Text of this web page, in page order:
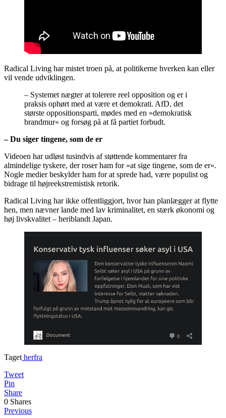
Radical Living har mistet troen på, at politikerne hverken kan eller
vil vende udviklingen.
– Systemet nægter at tolerere reel opposition og er i
praksis ophørt med at være et demokrati. AfD, det
største oppositionsparti, mødes med en »demokratisk
brandmur« og forsøg på at få partiet forbudt.
– Du siger tingene, som de er
Videoen har udløst tusindvis af støttende kommentarer fra
almindelige tyskere, der roser ham for »at sige tingene, som de er«.
Nogle medier beskylder ham for at sprede had, være populist og
bidrage til højreekstremistisk retorik.
Radical Living har ikke offentliggjort, hvor han planlægger at flytte
hen, men nævner lande med lav kriminalitet, en stærk økonomi og
høj livskvalitet – heriblandt Japan.
Taget herfra
Tweet
Pin
Share
0 Shares
Previous